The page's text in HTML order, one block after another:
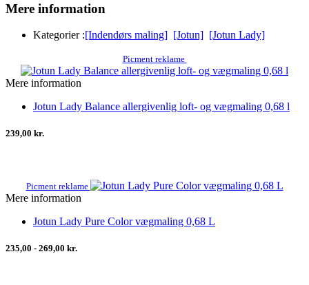
Mere information
Kategorier :[Indendørs maling] [Jotun] [Jotun Lady]
Picment reklame
Mere information
Jotun Lady Balance allergivenlig loft- og vægmaling 0,68 l
239,00 kr.
Picment reklame
Mere information
Jotun Lady Pure Color vægmaling 0,68 L
235,00 - 269,00 kr.